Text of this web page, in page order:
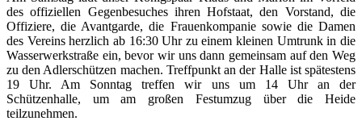
des offiziellen Gegenbesuches ihren Hofstaat, den Vorstand, die
Offiziere, die Avantgarde, die Frauenkompanie sowie die Damen
des Vereins herzlich ab 16:30 Uhr zu einem kleinen Umtrunk in die
Wasserwerkstraße ein, bevor wir uns dann gemeinsam auf den Weg
zu den Adlerschützen machen. Treffpunkt an der Halle ist spätestens
19 Uhr. Am Sonntag treffen wir uns um 14 Uhr an der
Schützenhalle, um am großen Festumzug über die Heide
teilzunehmen.